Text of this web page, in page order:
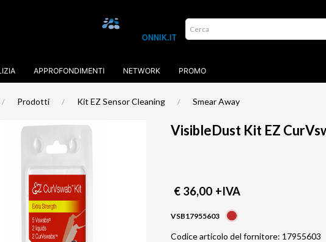
APPROFONDIMENTI NETWORK PROMO
Prodotti Kit EZ Sensor Cleaning Smear Away
VisibleDust Kit EZ
€ 36,00 +IVA
VSB17955603
Codice articolo del fornitore: 17955603